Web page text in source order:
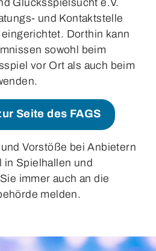
Glücksspielsucht e.V.
und Kontaktstelle
Dorthin kann
sowohl beim
vor Ort als auch beim
Seite des FAGS
Vorstöße bei Anbietern
in Spielhallen und
immer auch an die
melden.